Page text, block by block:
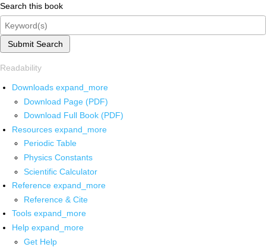
Search this book
Submit Search
Readability
Downloads expand_more
Download Page (PDF)
Download Full Book (PDF)
Resources expand_more
Periodic Table
Physics Constants
Scientific Calculator
Reference expand_more
Reference & Cite
Tools expand_more
Help expand_more
Get Help